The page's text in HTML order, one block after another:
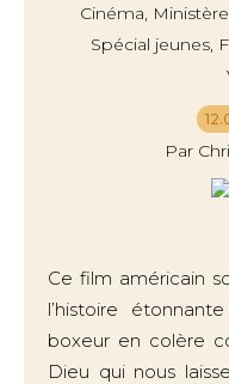
Cinéma,
Spécial jeunes,
Par
Ce film américain
l’histoire
boxeur en colère
Dieu qui nous